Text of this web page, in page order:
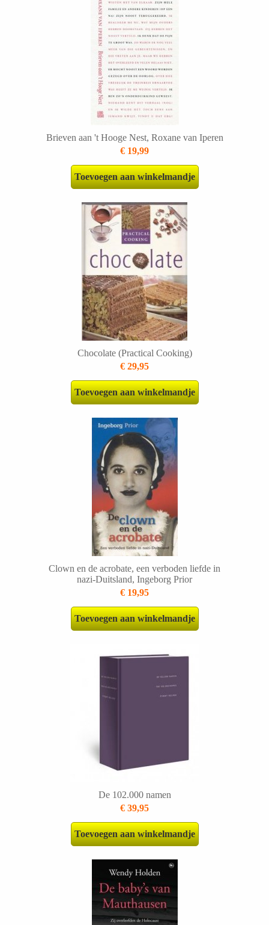
Brieven aan 't Hooge Nest, Roxane van Iperen
€ 19,99
Toevoegen aan winkelmandje
Chocolate (Practical Cooking)
€ 29,95
Toevoegen aan winkelmandje
Clown en de acrobate, een verboden liefde in
nazi-Duitsland, Ingeborg Prior
€ 19,95
Toevoegen aan winkelmandje
De 102.000 namen
€ 39,95
Toevoegen aan winkelmandje